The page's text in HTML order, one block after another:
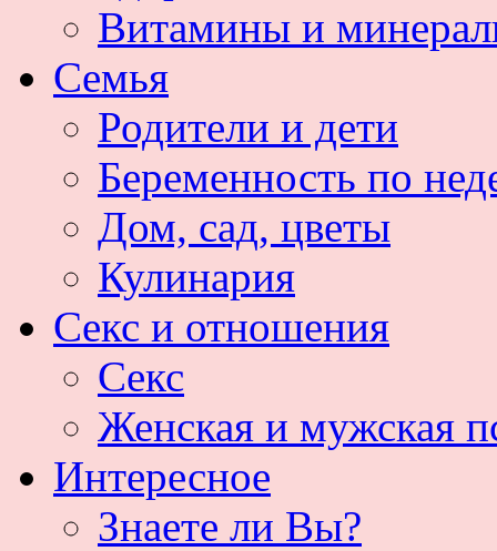
Витамины и
Семья
Родители и дети
Беременность по
Дом, сад, цветы
Кулинария
Секс и отношения
Секс
Женская и мужская
Интересное
Знаете ли Вы?